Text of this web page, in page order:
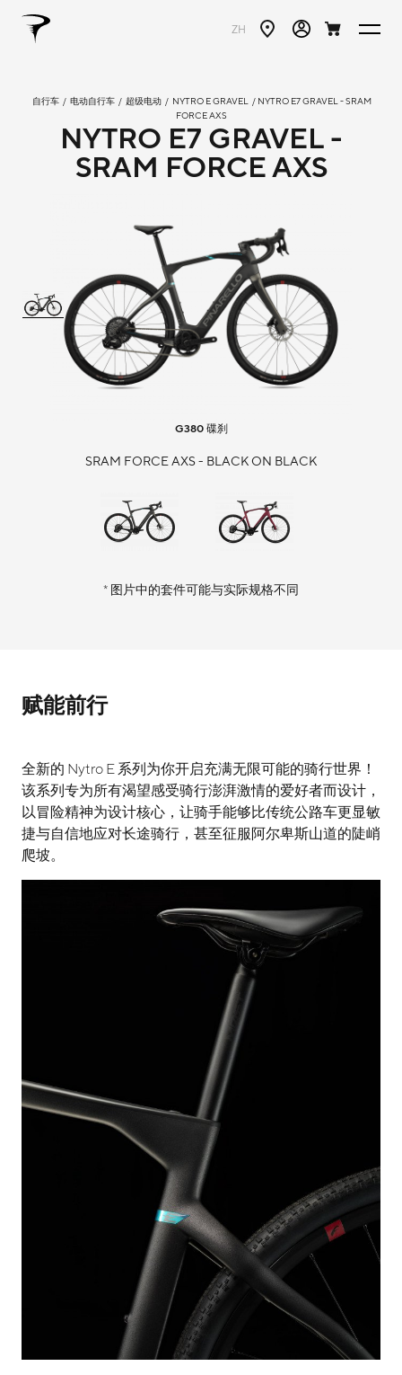
ZH
自行车 / 电动自行车 / 超级电动 / NYTRO E GRAVEL
/ NYTRO E7 GRAVEL - SRAM
FORCE AXS
NYTRO E7 GRAVEL -
SRAM FORCE AXS
G380碟刹
SRAM FORCE AXS - BLACK ON BLACK
* 图片中的套件可能与实际规格不同
赋能前行
全新的 Nytro E 系列为你开启充满无限可能的骑行世界！
该系列专为所有渴望感受骑行澎湃激情的爱好者而设计，
以冒险精神为设计核心，让骑手能够比传统公路车更显敏
捷与自信地应对长途骑行，甚至征服阿尔卑斯山道的陡峭
爬坡。